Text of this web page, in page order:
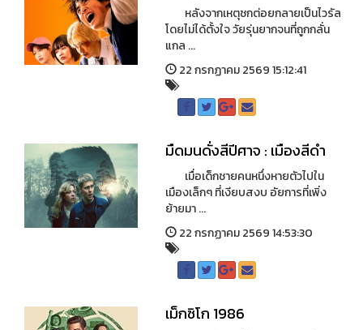
หลังจากเหตุชกต่อยกลายเป็นไวรัล
โดยไม่ได้ตั้งใจ วัยรุ่นยากจนที่ถูกกลั่น
แกล ...
22 กรกฏาคม 2569 15:12:41
มืดมนดั่งสีปีศาจ : เมืองสีดำ
เมื่อเด็กชายคนหนึ่งหายตัวไปใน
เมืองเล็กๆ ที่เงียบสงบ อัยการที่เพิ่ง
ย้ายมา ...
22 กรกฏาคม 2569 14:53:30
เม็กซิโก 1986